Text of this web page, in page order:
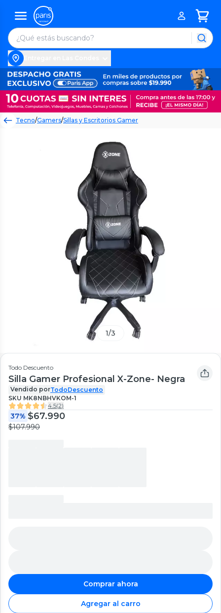
Tecno/Gamers/Sillas y Escritorios Gamer
1/3
Todo Descuento
Silla Gamer Profesional X-Zone- Negra
Vendido porTodoDescuento
SKU MK8NBHVKOM-1
4.5(2)
37% $67.990
$107.990
Comprar ahora
Agregar al carro